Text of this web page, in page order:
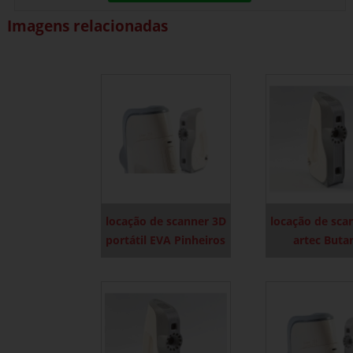
Imagens relacionadas
locação de scanner 3D
portátil EVA Pinheiros
locação de
artec